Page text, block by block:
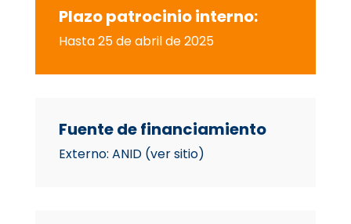
Plazo patrocinio interno:
Hasta 25 de abril de 2025
Fuente de financiamiento
Externo: ANID (ver sitio)